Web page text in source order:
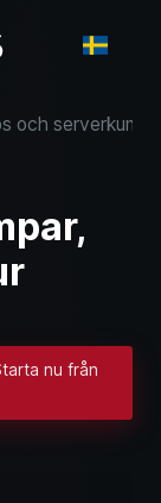
och
nu från